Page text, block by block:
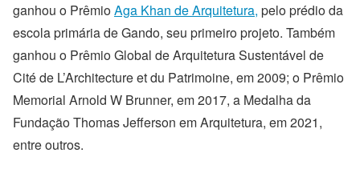
ganhou o PrêmioAga Khan de Arquitetura, pelo prédio da
escola primária de Gando, seu primeiro projeto. Também
ganhou o Prêmio Global de Arquitetura Sustentável de
Cité de L’Architecture et du Patrimoine, em 2009; o Prêmio
Memorial Arnold W Brunner, em 2017, a Medalha da
Fundação Thomas Jefferson em Arquitetura, em 2021,
entre outros.